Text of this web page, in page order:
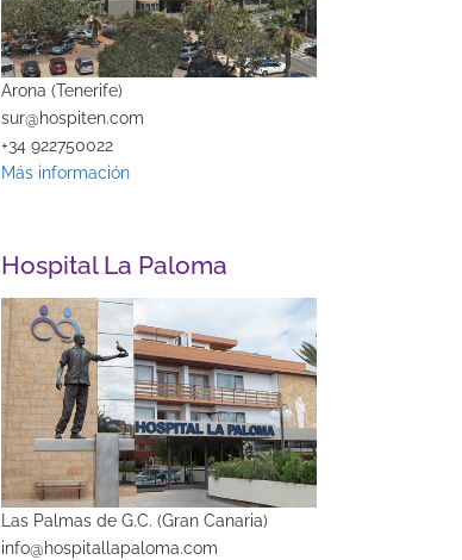
Arona (Tenerife)
sur@hospiten.com
+34 922750022
Más información
Hospital La Paloma
Las Palmas de G.C. (Gran Canaria)
info@hospitallapaloma.com